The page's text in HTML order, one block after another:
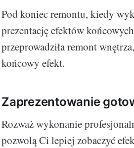
Pod koniec remontu, kiedy
prezentację efektów
przeprowadziła remont
końcowy efekt.
Zaprezentowanie
Rozważ wykonanie
pozwolą Ci lepiej zobaczyć